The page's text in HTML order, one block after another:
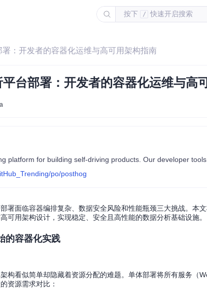
按下 / 快速开启搜索
：开发者的容器化运维与高可用架构指南
台部署：开发者的容器化运维与高
po/posthog
署面临容器编排复杂、数据安全风险和性能瓶颈三大挑战。本
可用架构设计，实现稳定、安全且高性能的数据分析基础设施。
的容器化实践
构看似简单却隐藏着资源分配的难题。单体部署将所有服务（
资源需求对比：